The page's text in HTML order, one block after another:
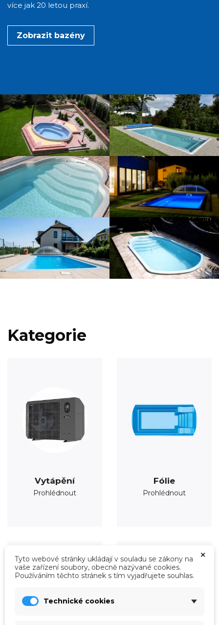
více jak 20 letou praxí.
Zobrazit bazény
Kategorie
Vytápění
Prohlédnout
Fólie
Prohlédnout
×
Tyto webové stránky ukládají v souladu se zákony na
vaše zařízení soubory, obecně nazývané cookies.
Používáním těchto stránek s tím vyjadřujete souhlas.
Technické cookies